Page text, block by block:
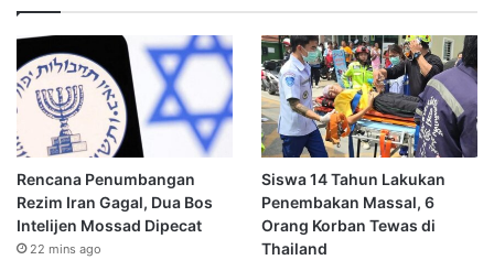
Rencana Penumbangan
Rezim Iran Gagal, Dua Bos
Intelijen Mossad Dipecat
22 mins ago
Siswa 14 Tahun Lakukan
Penembakan Massal, 6
Orang Korban Tewas di
Thailand